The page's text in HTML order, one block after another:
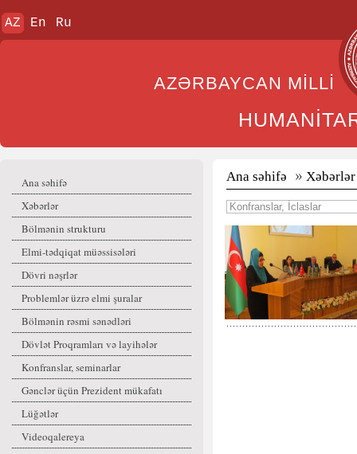
AZ En Ru
AZƏRBAYCAN
Ana səhifə
Xəbərlər
Bölmənin strukturu
Elmi-tədqiqat müəssisələri
Dövri nəşrlər
Problemlər üzrə elmi şuralar
Bölmənin rəsmi sənədləri
Dövlət Proqramları və layihələr
Konfranslar, seminarlar
Gənclər üçün Prezident mükafatı
Lüğətlər
Videoqalereya
Ana səhifə Xəbərlər